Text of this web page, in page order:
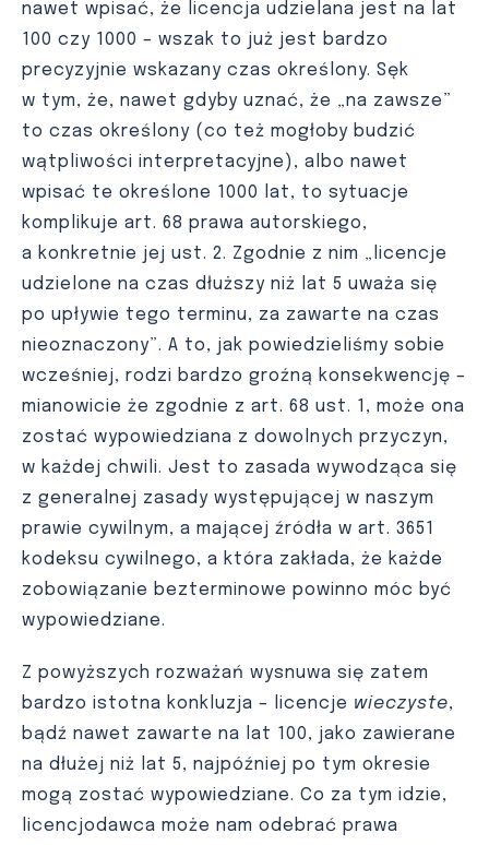
nawet wpisać, że licencja udzielana jest na lat
100 czy 1000 – wszak to już jest bardzo
precyzyjnie wskazany czas określony. Sęk
w tym, że, nawet gdyby uznać, że „na zawsze”
to czas określony (co też mogłoby budzić
wątpliwości interpretacyjne), albo nawet
wpisać te określone 1000 lat, to sytuacje
komplikuje art. 68 prawa autorskiego,
a konkretnie jej ust. 2. Zgodnie z nim „licencje
udzielone na czas dłuższy niż lat 5 uważa się
po upływie tego terminu, za zawarte na czas
nieoznaczony”. A to, jak powiedzieliśmy sobie
wcześniej, rodzi bardzo groźną konsekwencję –
mianowicie że zgodnie z art. 68 ust. 1, może ona
zostać wypowiedziana z dowolnych przyczyn,
w każdej chwili. Jest to zasada wywodząca się
z generalnej zasady występującej w naszym
prawie cywilnym, a mającej źródła w art. 3651
kodeksu cywilnego, a która zakłada, że każde
zobowiązanie bezterminowe powinno móc być
wypowiedziane.
Z powyższych rozważań wysnuwa się zatem
bardzo istotna konkluzja – licencje wieczyste,
bądź nawet zawarte na lat 100, jako zawierane
na dłużej niż lat 5, najpóźniej po tym okresie
mogą zostać wypowiedziane. Co za tym idzie,
licencjodawca może nam odebrać prawa